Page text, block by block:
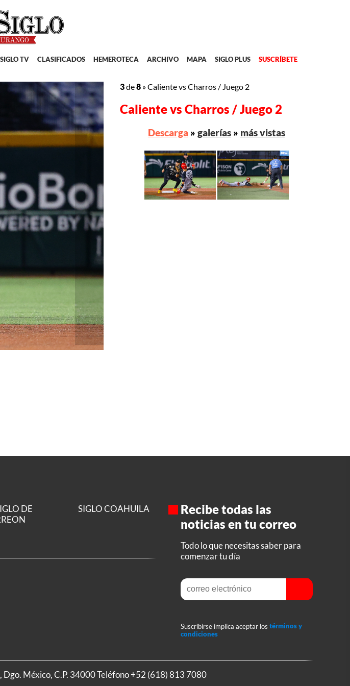
SIGLO TV CLASIFICADOS HEMEROTECA ARCHIVO MAPA SIGLO PLUS SUSCRÍBETE
3de8 »Caliente vs Charros / Juego 2
Caliente vs Charros / Juego 2
Descarga» galerías» más vistas
DE
SIGLO COAHUILA
Recibe todas las
noticias en tu correo
Todo lo que necesitas saber para
comenzar tu día
Suscribirse implica aceptar los términos y
condiciones
México, C.P. 34000 Teléfono+52 (618) 813 7080